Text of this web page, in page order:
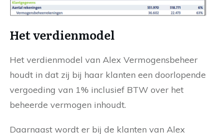
Het verdienmodel
Het verdienmodel van Alex Vermogensbeheer
houdt in dat zij bij haar klanten een doorlopende
vergoeding van 1% inclusief BTW over het
beheerde vermogen inhoudt.
Daarnaast wordt er bij de klanten van Alex